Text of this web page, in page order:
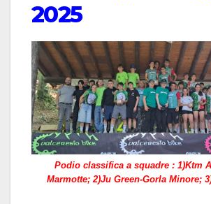
2025
Podio classifica a squadre : 1)Ktm
Marmotte; 2)Ju Green-Gorla Minore;